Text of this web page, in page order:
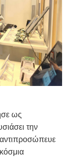
ως
την
αντιπροσώπευε